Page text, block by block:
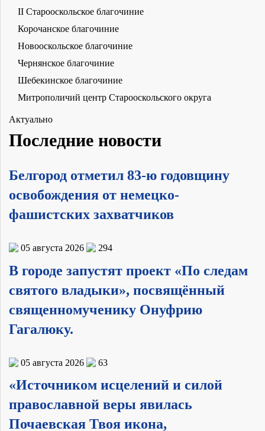
II Старооскольское благочиние
Корочанское благочиние
Новооскольское благочиние
Чернянское благочиние
Шебекинское благочиние
Митрополичий центр Старооскольского округа
Актуально
Последние новости
Белгород отметил 83-ю годовщину
освобождения от немецко-
фашистских захватчиков
05 августа 2026 294
В городе запустят проект «По следам
святого владыки», посвящённый
священномученику Онуфрию
Гагалюку.
05 августа 2026 63
«Источником исцелений и силой
православной веры явилась
Почаевская Твоя икона,